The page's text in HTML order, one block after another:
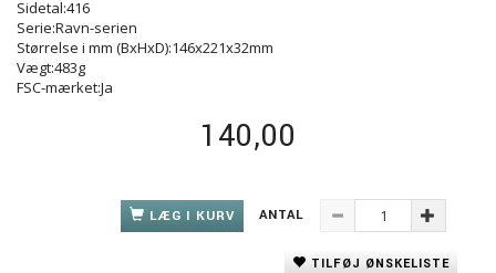
Sidetal:416
Serie:Ravn-serien
Størrelse i mm (BxHxD):146x221x32mm
Vægt:483g
FSC-mærket:Ja
140,00
LÆG I KURV ANTAL
TILFØJ ØNSKELISTE